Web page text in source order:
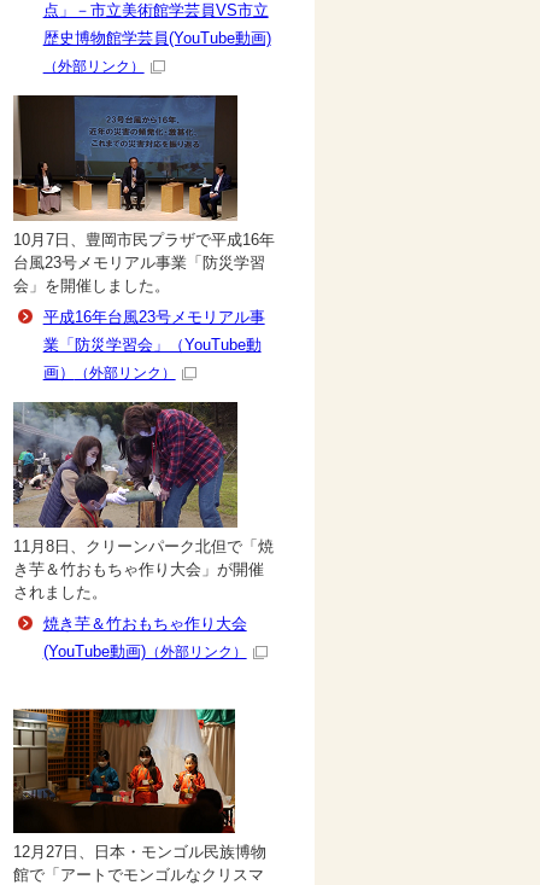
点」－市立美術館学芸員VS市立
歴史博物館学芸員(YouTube動画)
（外部リンク）
10月7日、豊岡市民プラザで平成16年
台風23号メモリアル事業「防災学習
会」を開催しました。
平成16年台風23号メモリアル事
業「防災学習会」（YouTube動
画）
（外部リンク）
11月8日、クリーンパーク北但で「焼
き芋＆竹おもちゃ作り大会」が開催
されました。
焼き芋＆竹おもちゃ作り大会
(YouTube動画)（外部リンク）
12月27日、日本・モンゴル民族博物
館で「アートでモンゴルなクリスマ